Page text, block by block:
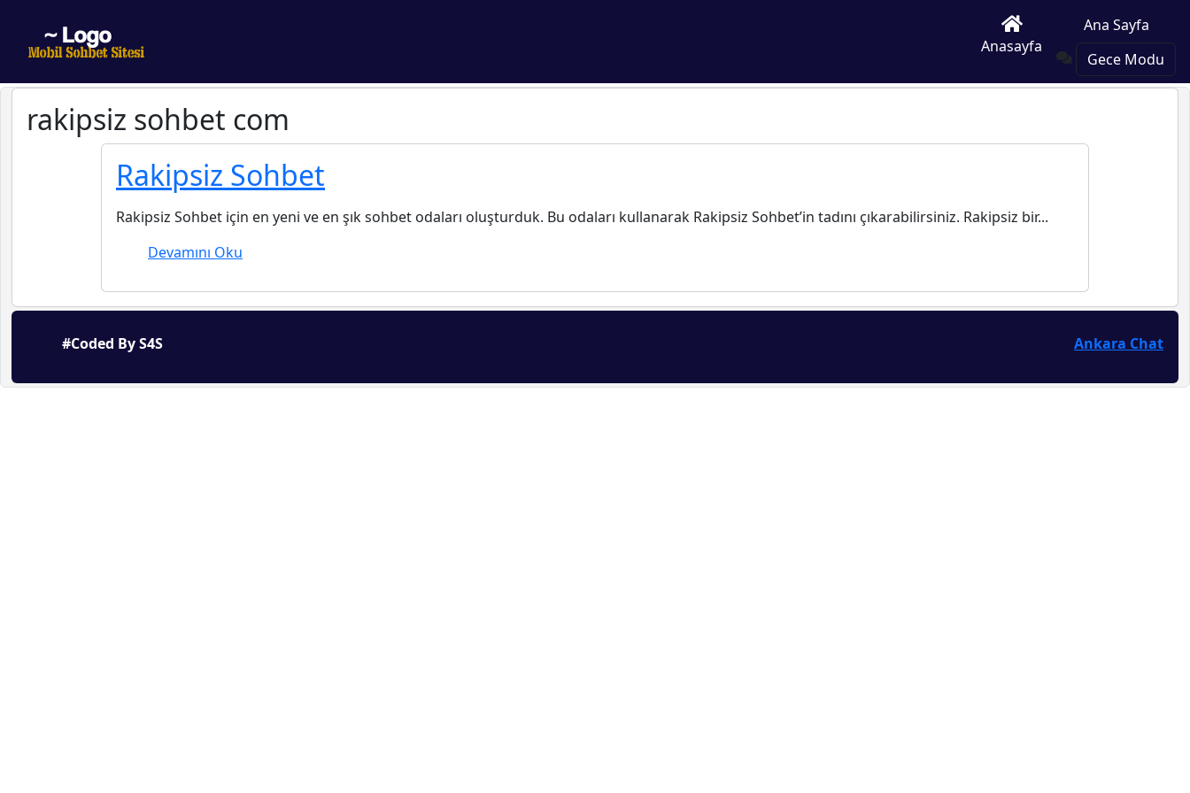
Anasayfa
Ana Sayfa
Gece Modu
rakipsiz sohbet com
Rakipsiz Sohbet
Rakipsiz Sohbet için en yeni ve en şık sohbet odaları oluşturduk. Bu odaları kullanarak Rakipsiz Sohbet’in tadını çıkarabilirsiniz. Rakipsiz bir...
Devamını Oku
#Coded By S4S Ankara Chat